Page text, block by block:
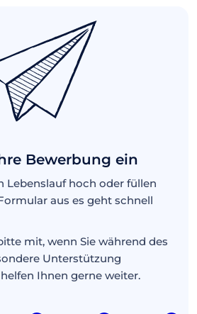
Bewerbung ein
Lebenslauf hoch oder füllen
aus es geht schnell
mit, wenn Sie während des
Unterstützung
Ihnen gerne weiter.